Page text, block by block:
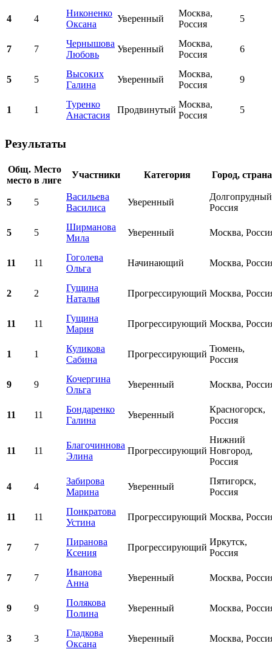
4 4
Никоненко
Оксана
Уверенный
Москва,
Россия
5
7 7
Чернышова
Любовь
Уверенный
Москва,
Россия
6
5 5
Высоких
Галина
Уверенный
Москва,
Россия
9
1 1
Туренко
Анастасия
Продвинутый
Москва,
Россия
5
Результаты
Общ.
место
Место
в лиге
Участники Категория Город, страна
5 5
Васильева
Василиса
Уверенный
Россия
5 5
Ширманова
Мила
Уверенный Москва,
11 11
Гоголева
Ольга
Начинающий Москва,
2 2
Гущина
Наталья
Прогрессирующий Москва,
11 11
Гущина
Мария
Прогрессирующий Москва,
1 1
Куликова
Сабина
Прогрессирующий
Тюмень,
Россия
9 9
Кочергина
Ольга
Уверенный Москва,
11 11
Бондаренко
Галина
Уверенный
Красногорск,
Россия
11 11
Благочиннова
Элина
Прогрессирующий
Нижний
Новгород,
Россия
4 4
Забирова
Марина
Уверенный
Пятигорск,
Россия
11 11
Понкратова
Устина
Прогрессирующий Москва,
7 7
Пиранова
Ксения
Прогрессирующий
Иркутск,
Россия
7 7
Иванова
Анна
Уверенный Москва,
9 9
Полякова
Полина
Уверенный Мoсква,
3 3
Гладкова
Оксана
Уверенный Москва,